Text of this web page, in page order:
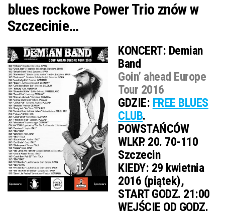
blues rockowe Power Trio znów w
Szczecinie…
KONCERT: Demian
Band
Goin’ ahead Europe
Tour 2016
GDZIE: FREE BLUES
CLUB.
POWSTAŃCÓW
WLKP. 20. 70-110
Szczecin
KIEDY: 29 kwietnia
2016 (piątek),
START GODZ. 21:00
WEJŚCIE OD GODZ.